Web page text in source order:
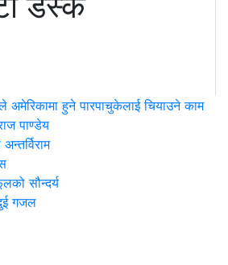
अमेरिकामा हुने पारपाचुकेलाई चियाउने काम
पाण्डेय
सौन्दर्य
गजल